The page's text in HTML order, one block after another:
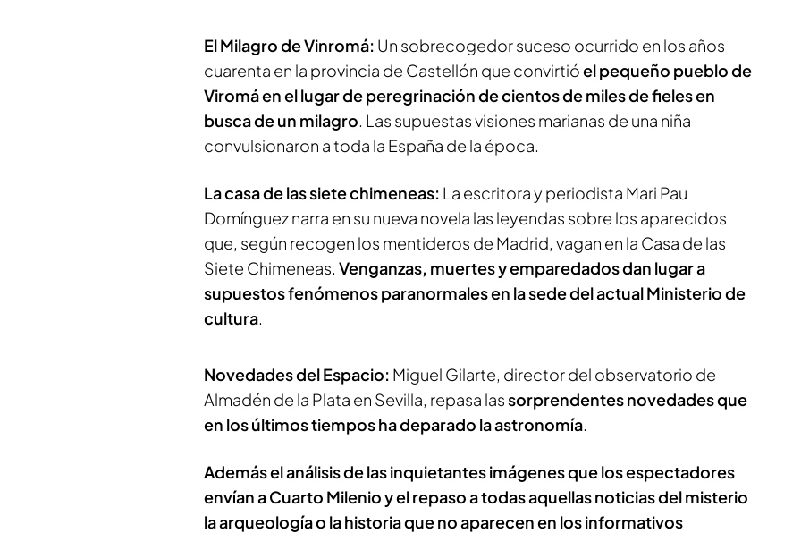
El Milagro de Vinromá: Un sobrecogedor suceso ocurrido en los años
cuarenta en la provincia de Castellón que convirtióel pequeño pueblo de
Viromá en el lugar de peregrinación de cientos de miles de fieles en
busca de un milagro. Las supuestas visiones marianas de una niña
convulsionaron a toda la España de la época.
La casa de las siete chimeneas: La escritora y periodista Mari Pau
Domínguez narra en su nueva novela las leyendas sobre los aparecidos
que, según recogen los mentideros de Madrid, vagan en la Casa de las
Siete Chimeneas. Venganzas, muertes y emparedados dan lugar a
supuestos fenómenos paranormales en la sede del actual Ministerio de
cultura.
Novedades del Espacio: Miguel Gilarte, director del observatorio de
Almadén de la Plata en Sevilla, repasa lassorprendentes novedades que
en los últimos tiempos ha deparado la astronomía.
Además el análisis de las inquietantes imágenes que los espectadores
envían a Cuarto Milenio y el repaso a todas aquellas noticias del misterio
la arqueología o la historia que no aparecen en los informativos